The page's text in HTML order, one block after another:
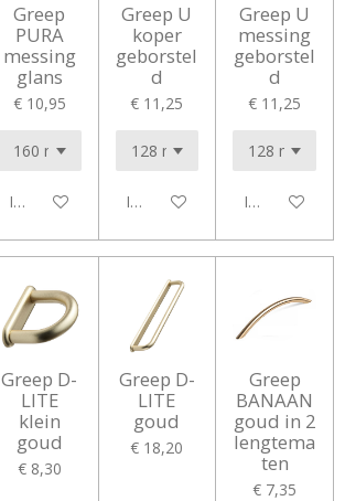
Greep
PURA
messing
glans
€ 10,95
In winkelwagen
Greep U
koper
geborstel
d
€ 11,25
In winkelwagen
Greep U
messing
geborstel
d
€ 11,25
In
Greep D-
LITE
klein
goud
€ 8,30
Greep D-
LITE
goud
€ 18,20
Greep
BANAAN
goud in 2
lengtema
ten
€ 7,35